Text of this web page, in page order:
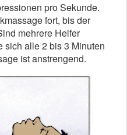
pro Sekunde.
fort, bis der
mehrere Helfer
sich alle 2 bis 3 Minuten
ist anstrengend.